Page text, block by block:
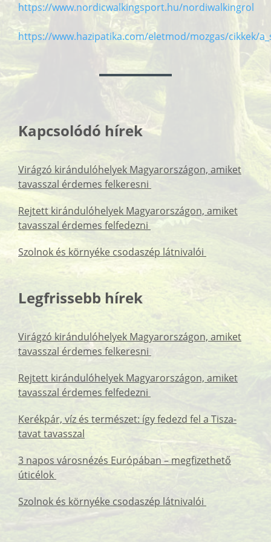
https://www.nordicwalkingsport.hu/nordiwalkingrol
https://www.hazipatika.com/eletmod/mozgas/cikkek/
Kapcsolódó hírek
Virágzó kirándulóhelyek Magyarországon, amiket
tavasszal érdemes felkeresni
Rejtett kirándulóhelyek Magyarországon, amiket
tavasszal érdemes felfedezni
Szolnok és környéke csodaszép látnivalói
Legfrissebb hírek
Virágzó kirándulóhelyek Magyarországon, amiket
tavasszal érdemes felkeresni
Rejtett kirándulóhelyek Magyarországon, amiket
tavasszal érdemes felfedezni
Kerékpár, víz és természet: így fedezd fel a Tisza-
tavat tavasszal
3 napos városnézés Európában – megfizethető
úticélok
Szolnok és környéke csodaszép látnivalói